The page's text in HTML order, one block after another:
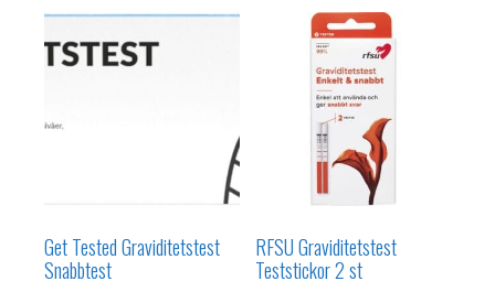
Get Tested Graviditetstest
Snabbtest
RFSU Graviditetstest
Teststickor 2 st